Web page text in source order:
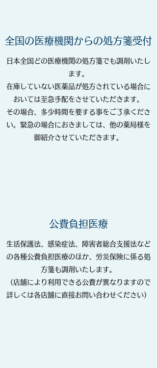
全国の医療機関からの処方箋受付
日本全国どの医療機関の処方箋でも調剤いたし
ます。
在庫していない医薬品が処方されている場合に
おいては至急手配をさせていただきます。
その場合、多少時間を要する事をご了承くださ
い。緊急の場合におきましては、他の薬局様を
御紹介させていただきます。
公費負担医療
生活保護法、感染症法、障害者総合支援法など
の各種公費負担医療のほか、労災保険に係る処
方箋も調剤いたします。
（店舗により利用できる公費が異なりますので
詳しくは各店舗に直接お問い合わせください）